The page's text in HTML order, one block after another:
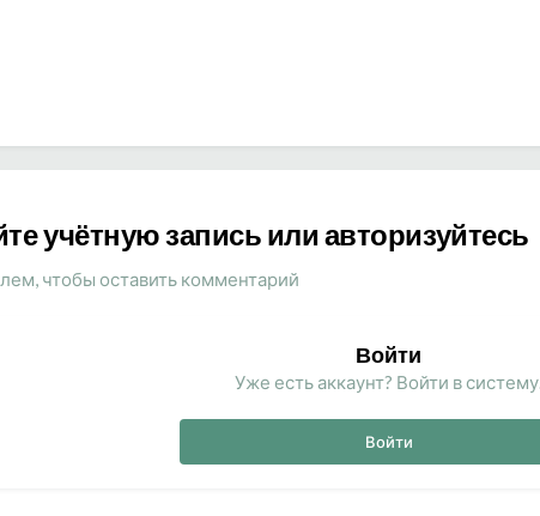
учётную запись или авторизуйтесь
чтобы оставить комментарий
Войти
Уже есть аккаунт? Войти в систему.
Войти